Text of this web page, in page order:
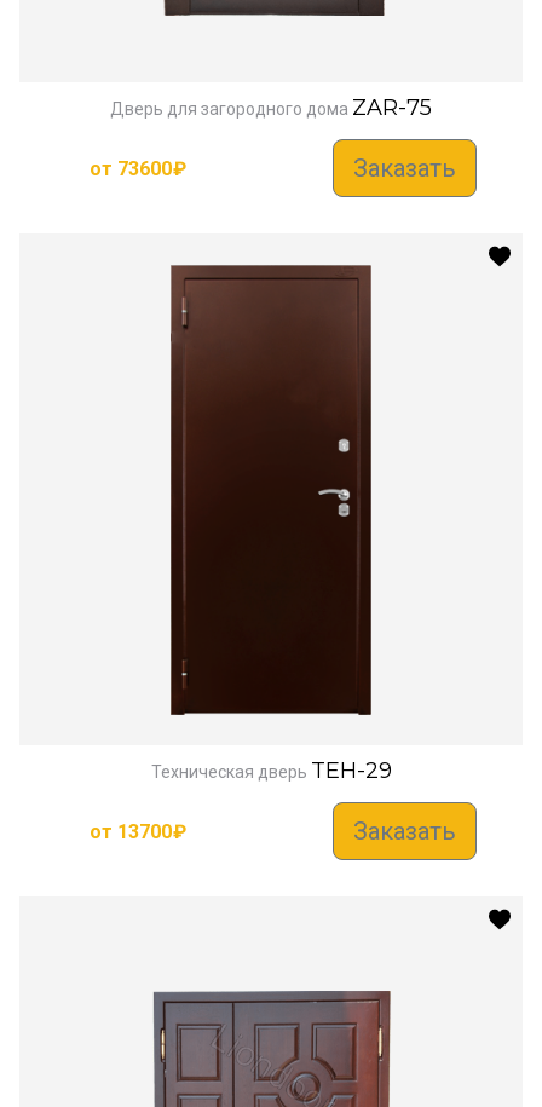
Дверь для загородного дома ZAR-75
от 73600₽ Заказать
Техническая дверь TEH-29
от 13700₽ Заказать